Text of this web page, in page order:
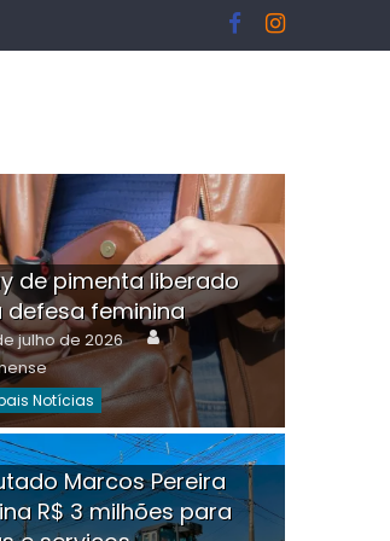
Tristão é
de pimenta liberado
defesa feminina
julho de 2026 Author
Notícias
Marcos Pereira
R$ 3 milhões para